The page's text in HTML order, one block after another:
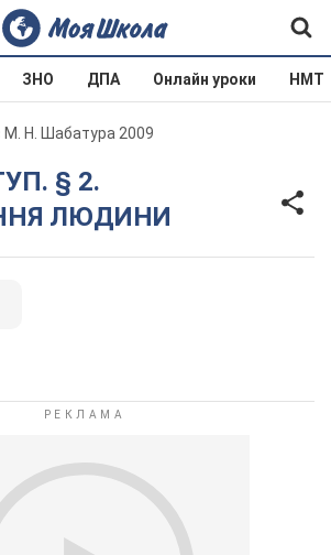
ЗНО ДПА Онлайн уроки НМТ
М. Н. Шабатура 2009
ЛЮДИНИ